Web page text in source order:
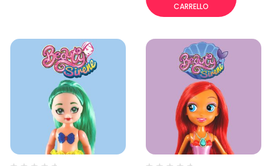
CARRELLO